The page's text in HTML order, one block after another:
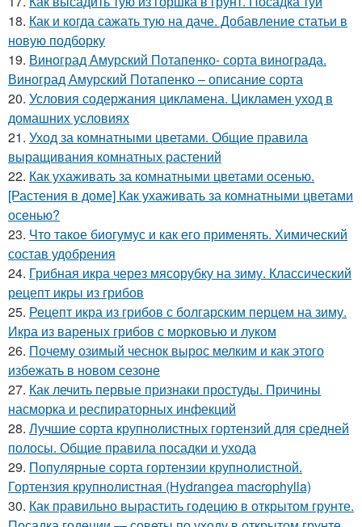
18. Как и когда сажать тую на даче. Добавление статьи в
новую подборку
19. Виноград Амурский Потапенко- сорта винограда.
Виноград Амурский Потапенко – описание сорта
20. Условия содержания цикламена. Цикламен уход в
домашних условиях
21. Уход за комнатными цветами. Общие правила
выращивания комнатных растений
22. Как ухаживать за комнатными цветами осенью.
[Растения в доме] Как ухаживать за комнатными цветами
осенью?
23. Что такое биогумус и как его применять. Химический
состав удобрения
24. Грибная икра через мясорубку на зиму. Классический
рецепт икры из грибов
25. Рецепт икра из грибов с болгарским перцем на зиму.
Икра из вареных грибов с морковью и луком
26. Почему озимый чеснок вырос мелким и как этого
избежать в новом сезоне
27. Как лечить первые признаки простуды. Причины
насморка и респираторных инфекций
28. Лучшие сорта крупнолистных гортензий для средней
полосы. Общие правила посадки и ухода
29. Популярные сорта гортензии крупнолистной.
Гортензия крупнолистная (Hydrangea macrophylla)
30. Как правильно вырастить годецию в открытом грунте.